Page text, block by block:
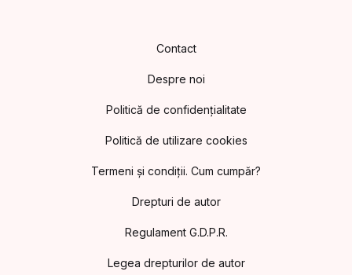
Contact
Despre noi
Politică de confidențialitate
Politică de utilizare cookies
Termeni și condiții. Cum cumpăr?
Drepturi de autor
Regulament G.D.P.R.
Legea drepturilor de autor